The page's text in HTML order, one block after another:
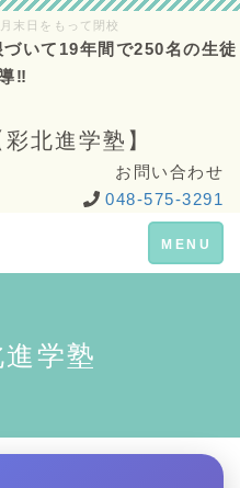
末日をもって閉校
いて19年間で250名の生徒
‼
北進学塾】
お問い合わせ
048-575-3291
Toggle
navigation
MENU
学塾